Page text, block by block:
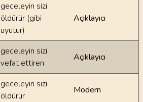
geceleyin sizi
öldürür (gibi
uyutur)
Açıklayıcı
geceleyin sizi
vefat ettiren
Açıklayıcı
geceleyin sizi
öldürür
Modern